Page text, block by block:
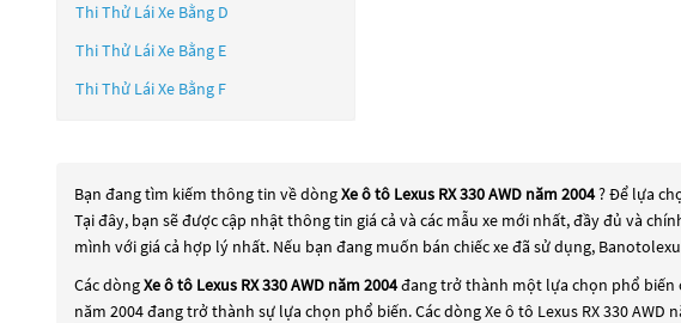
Thi Thử Lái Xe Bằng D
Thi Thử Lái Xe Bằng E
Thi Thử Lái Xe Bằng F
Bạn đang tìm kiếm thông tin về dòngXe ô tô Lexus RX 330 AWD năm 2004? Để lựa
Tại đây, bạn sẽ được cập nhật thông tin giá cả và các mẫu xe mới nhất, đầy đủ và
mình với giá cả hợp lý nhất. Nếu bạn đang muốn bán chiếc xe đã sử dụng,
Các dòngXe ô tô Lexus RX 330 AWD năm 2004đang trở thành một lựa chọn phổ biến
năm 2004đang trở thành sự lựa chọn phổ biến. Các dòngXe ô tô Lexus RX 330 AWD